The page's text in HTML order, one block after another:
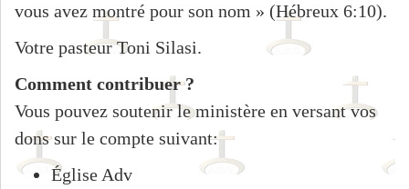
vous avez montré pour son nom » (Hébreux 6:10).
Votre pasteur Toni Silasi.
Comment contribuer ?
Vous pouvez soutenir le ministère en versant vos
dons sur le compte suivant:
Église Adv